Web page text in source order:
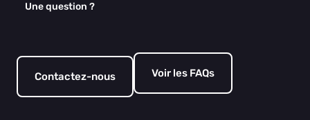
Une question ?
Contactez-nous Voir les FAQs